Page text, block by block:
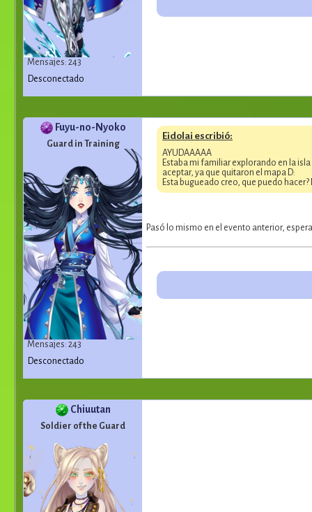
Mensajes: 243
Desconectado
Fuyu-no-Nyoko
Guard in Training
Mensajes: 243
Eidolai escribió:
AYUDAAAAA
Estaba mi familiar explorando en la
aceptar, ya que quitaron el mapa D:
Esta bugueado creo, que puedo
Pasó lo mismo en el evento anterior,
Desconectado
Chiuutan
Soldier of the Guard